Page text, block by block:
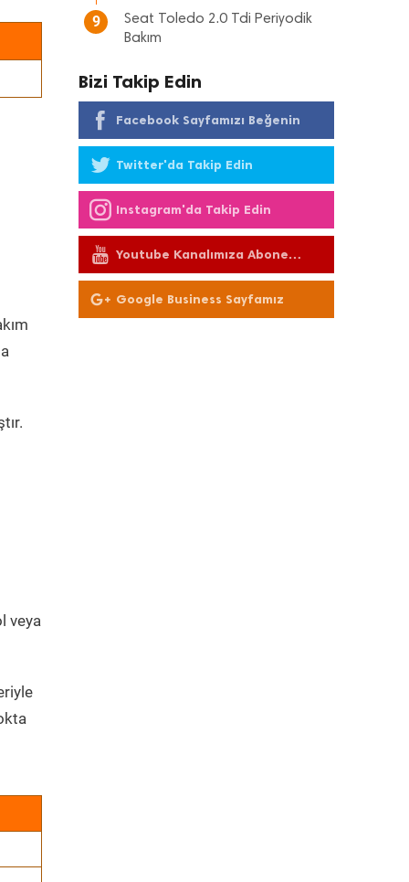
veya
9
Seat Toledo 2.0 Tdi Periyodik
Bakım
Bizi Takip Edin
Facebook Sayfamızı Beğenin
Twitter'da Takip Edin
Instagram'da Takip Edin
Youtube Kanalımıza Abone
Olun
Google Business Sayfamız